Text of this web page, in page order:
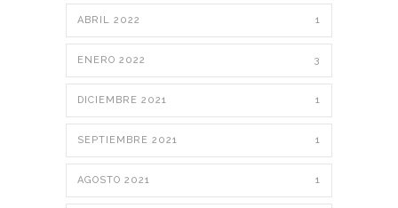
ABRIL 2022 1
ENERO 2022 3
DICIEMBRE 2021 1
SEPTIEMBRE 2021 1
AGOSTO 2021 1